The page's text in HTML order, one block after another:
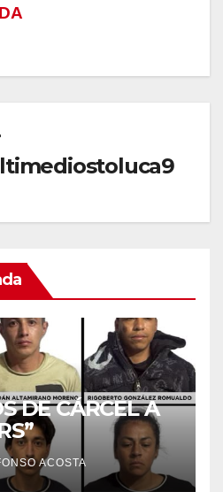
DE CÁRCEL A
ACOSTA